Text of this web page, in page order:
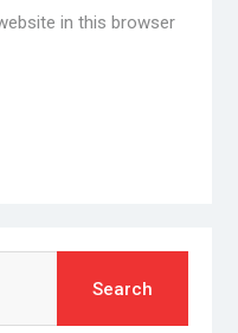
in this browser